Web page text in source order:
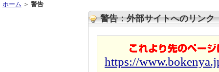
ホーム ＞ 警告
警告：外部サイトへのリンク
https://